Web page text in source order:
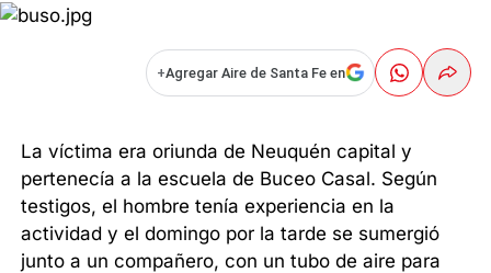
+Agregar Aire de Santa Fe en
La víctima era oriunda de Neuquén capital y
pertenecía a la escuela de Buceo Casal. Según
testigos, el hombre tenía experiencia en la
actividad y el domingo por la tarde se sumergió
junto a un compañero, con un tubo de aire para